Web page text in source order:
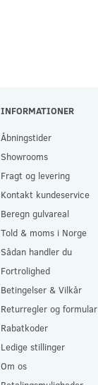
INFORMATIONER
Åbningstider
Showrooms
Fragt og levering
Kontakt kundeservice
Beregn gulvareal
Told & moms i Norge
Sådan handler du
Fortrolighed
Betingelser & Vilkår
Returregler og formular
Rabatkoder
Ledige stillinger
Om os